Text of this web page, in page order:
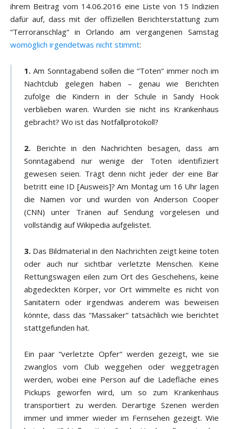
ihrem Beitrag vom 14.06.2016 eine Liste von 15 Indizien
dafür auf, dass mit der offiziellen Berichterstattung zum
“Terroranschlag“ in Orlando am vergangenen Samstag
womöglich irgendetwas nicht stimmt:
1. Am Sonntagabend sollen die “Toten“ immer noch im
Nachtclub gelegen haben – genau wie Berichten
zufolge die Kindern in der Schule in Sandy Hook
verblieben waren. Wurden sie nicht ins Krankenhaus
gebracht? Wo ist das Notfallprotokoll?
2. Berichte in den Nachrichten besagen, dass am
Sonntagabend nur wenige der Toten identifiziert
gewesen seien. Trägt denn nicht jeder der eine Bar
betritt eine ID [Ausweis]? Am Montag um 16 Uhr lagen
die Namen vor und wurden von Anderson Cooper
(CNN) unter Tränen auf Sendung vorgelesen und
vollständig auf Wikipedia aufgelistet.
3. Das Bildmaterial in den Nachrichten zeigt keine toten
oder auch nur sichtbar verletzte Menschen. Keine
Rettungswagen eilen zum Ort des Geschehens, keine
abgedeckten Körper, vor Ort wimmelte es nicht von
Sanitätern oder irgendwas anderem was beweisen
könnte, dass das “Massaker“ tatsächlich wie berichtet
stattgefunden hat.
Ein paar “verletzte Opfer“ werden gezeigt, wie sie
zwanglos vom Club weggehen oder weggetragen
werden, wobei eine Person auf die Ladefläche eines
Pickups geworfen wird, um so zum Krankenhaus
transportiert zu werden. Derartige Szenen werden
immer und immer wieder im Fernsehen gezeigt. Wie